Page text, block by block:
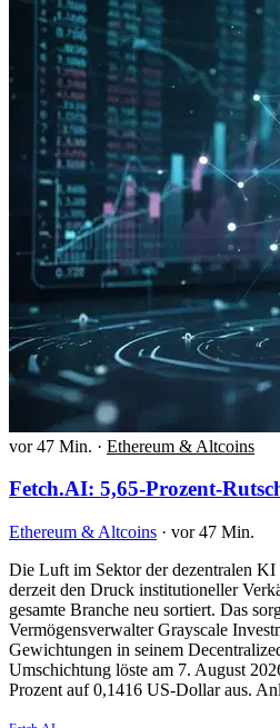
vor 47 Min. · Ethereum & Altcoins
Fetch.AI: 5,65-Prozent-
Ethereum & Altcoins · vor 47 Min.
Die Luft im Sektor der dezentralen
derzeit den Druck institutioneller
gesamte Branche neu sortiert. Das
Vermögensverwalter Grayscale
Gewichtungen in seinem
Umschichtung löste am 7. August
Prozent auf 0,1416 US-Dollar aus.